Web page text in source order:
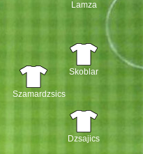
Szamardzsics
Lamza
Skoblar
Dzsajics